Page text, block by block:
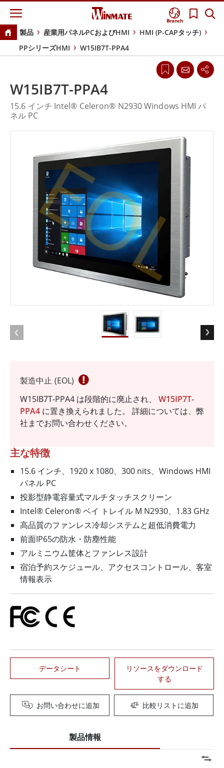
Branch
製品 産業用パネルPCおよびHMI
HMI (P-CAPタッチ)
PPシリーズHMI
W15IB7T-PPA4
製造中止 (EOL)
W15IB7T-PPA4 は段階的に廃止され、 W15IP7T-
PPA4 に置き換えられました。 詳細については、弊
社までお問い合わせください。
主な特徴
15.6 インチ、1920 x 1080、300 nits、Windows HMI
パネル PC
投影型静電容量式マルチタッチスクリーン
Intel® Celeron® ベイ トレイル M N2930、1.83 GHz
高品質のファンレス冷却システムと超低消費電力
前面IP65の防水・防塵性能
アルミニウム筐体とファンレス設計
宿泊予約スケジュール、アクセスコントロール、客室
情報表示
データシート
リソースをダウンロード
する
お問い合わせに追加 比較リストに追加
W15IB7T-PPA4
15.6 インチ Intel® Celeron® N2930 Windows HMI パ
ネル PC
EOL
製品情報